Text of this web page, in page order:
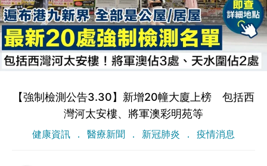
【強制檢測公告3.30】新增20幢大廈上榜 包括西
灣河太安樓、將軍澳彩明苑等
健康資訊 醫療新聞 新冠肺炎 疫情消息